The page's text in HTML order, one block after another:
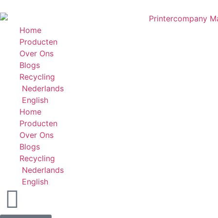
Home
Producten
Over Ons
Blogs
Recycling
Nederlands
English
Home
Producten
Over Ons
Blogs
Recycling
Nederlands
English